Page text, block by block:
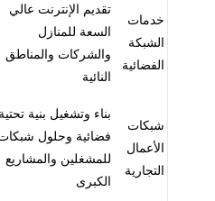
خدمات
الشبكة
الفضائية
تقديم الإنترنت عالي
السعة للمنازل
والشركات والمناطق
النائية
شبكات
الأعمال
التجارية
بناء وتشغيل بنية تحتية
فضائية وحلول شبكات
للمشغلين والمشاريع
الكبرى